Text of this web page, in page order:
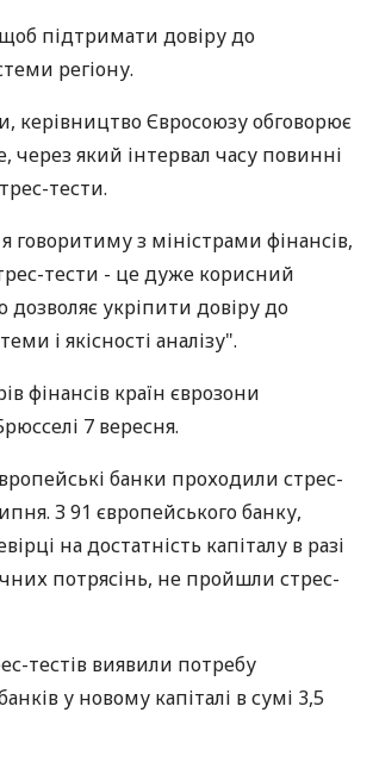
підтримати довіру до
регіону.
керівництво Євросоюзу обговорює
через який інтервал часу повинні
тести.
говоритиму з міністрами фінансів,
тести - це дуже корисний
дозволяє укріпити довіру до
і якісності аналізу".
фінансів країн єврозони
7 вересня.
банки проходили стрес-
З 91 європейського банку,
на достатність капіталу в разі
потрясінь, не пройшли стрес-
тестів виявили потребу
у новому капіталі в сумі 3,5